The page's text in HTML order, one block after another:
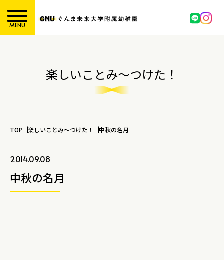
MENU
楽しいことみ～つけた！
TOP 楽しいことみ～つけた！ 中秋の名月
2014.09.08
中秋の名月